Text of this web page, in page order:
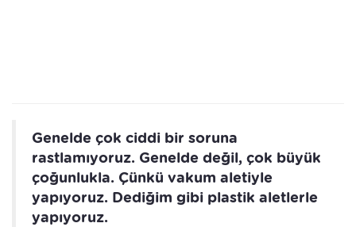
Genelde çok ciddi bir soruna
rastlamıyoruz. Genelde değil, çok büyük
çoğunlukla. Çünkü vakum aletiyle
yapıyoruz. Dediğim gibi plastik aletlerle
yapıyoruz.